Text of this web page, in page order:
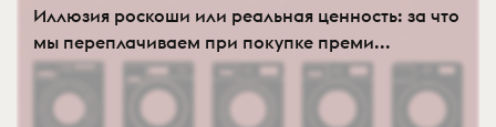
Иллюзия роскоши или реальная ценность: за что
мы переплачиваем при покупке преми...